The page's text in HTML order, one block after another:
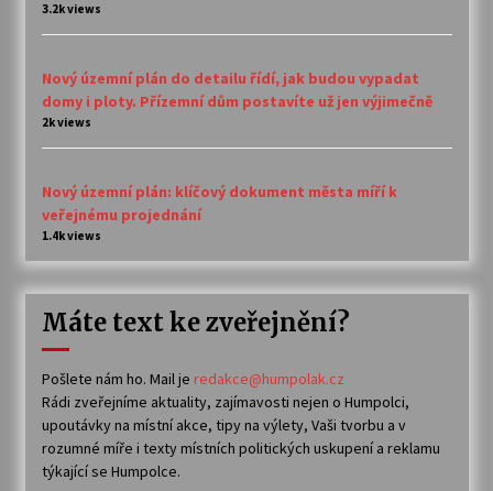
3.2k views
Nový územní plán do detailu řídí, jak budou vypadat
domy i ploty. Přízemní dům postavíte už jen výjimečně
2k views
Nový územní plán: klíčový dokument města míří k
veřejnému projednání
1.4k views
Máte text ke zveřejnění?
Pošlete nám ho. Mail je redakce@humpolak.cz
Rádi zveřejníme aktuality, zajímavosti nejen o Humpolci,
upoutávky na místní akce, tipy na výlety, Vaši tvorbu a v
rozumné míře i texty místních politických uskupení a reklamu
týkající se Humpolce.